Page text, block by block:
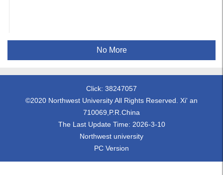
No More
Click: 38247057
©2020 Northwest University All Rights Reserved. Xi' an
710069,P.R.China
The Last Update Time: 2026-3-10
Northwest university
PC Version